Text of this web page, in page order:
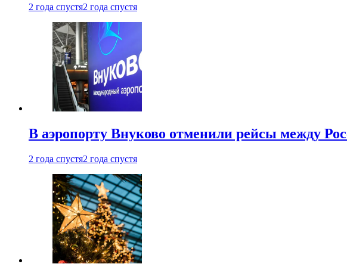
2 года спустя2 года спустя
В аэропорту Внуково отменили рейсы между
2 года спустя2 года спустя